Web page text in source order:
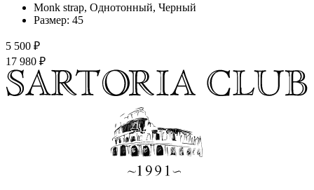
Monk strap, Однотонный, Черный
Размер: 45
5 500 ₽
17 980 ₽